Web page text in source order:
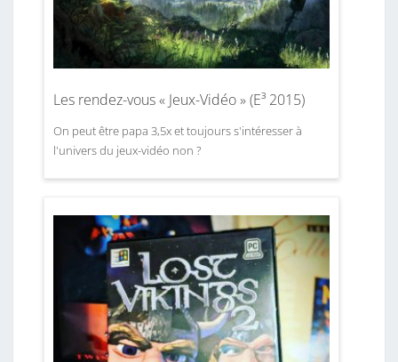
Les rendez-vous « Jeux-Vidéo » (E³ 2015)
On peut être papa 3,5x et toujours s'intéresser à
l'univers du jeux-vidéo non ?